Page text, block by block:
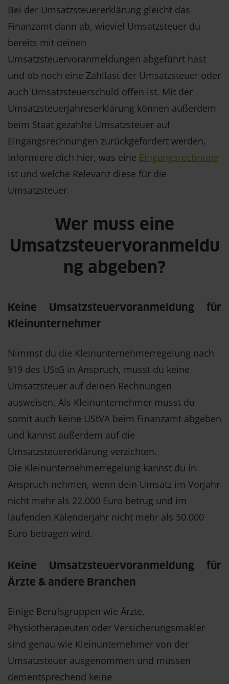
Bei der Umsatzsteuererklärung gleicht das
Finanzamt dann ab, wieviel Umsatzsteuer du
bereits mit deinen
Umsatzsteuervoranmeldungen abgeführt hast
und ob noch eine Zahllast der Umsatzsteuer oder
auch Umsatzsteuerschuld offen ist. Mit der
Umsatzsteuerjahreserklärung können außerdem
beim Staat gezahlte Umsatzsteuer auf
Eingangsrechnungen zurückgefordert werden.
Informiere dich hier, was eine Eingangsrechnung
ist und welche Relevanz diese für die
Umsatzsteuer.
Wer muss eine
Umsatzsteuervoranmeldu
ng abgeben?
Keine Umsatzsteuervoranmeldung für
Kleinunternehmer
Nimmst du die Kleinunternehmerregelung nach
§19 des UStG in Anspruch, musst du keine
Umsatzsteuer auf deinen Rechnungen
ausweisen. Als Kleinunternehmer musst du
somit auch keine UStVA beim Finanzamt abgeben
und kannst außerdem auf die
Umsatzsteuererklärung verzichten.
Die Kleinunternehmerregelung kannst du in
Anspruch nehmen, wenn dein Umsatz im Vorjahr
nicht mehr als 22.000 Euro betrug und im
laufenden Kalenderjahr nicht mehr als 50.000
Euro betragen wird.
Keine Umsatzsteuervoranmeldung für
Ärzte & andere Branchen
Einige Berufsgruppen wie Ärzte,
Physiotherapeuten oder Versicherungsmakler
sind genau wie Kleinunternehmer von der
Umsatzsteuer ausgenommen und müssen
dementsprechend keine